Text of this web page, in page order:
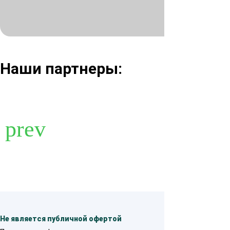
Нажимая
Наши партнеры:
Не является публичной офертой